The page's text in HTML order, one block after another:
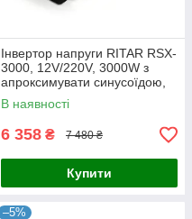
Інвертор напруги RITAR RSX-
3000, 12V/220V, 3000W з
апроксимувати синусоїдою,
2xShuko, 1xUSB, клемні
дроти, BOX, Q4
В наявності
6 358 ₴ 7 480 ₴
Купити
–5%